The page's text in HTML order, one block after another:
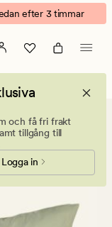
efter 3 timmar
och få fri frakt
tillgång till
in